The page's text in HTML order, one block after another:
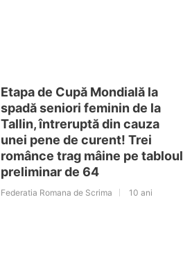
Etapa de Cupă Mondială la
spadă seniori feminin de la
Tallin, întreruptă din cauza
unei pene de curent! Trei
românce trag mâine pe tabloul
preliminar de 64
Federatia Romana de Scrima 10 ani